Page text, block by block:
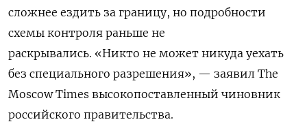
сложнее ездить за границу, но подробности
схемы контроля раньше не
раскрывались. «Никто не может никуда уехать
без специального разрешения», — заявил The
Moscow Times высокопоставленный чиновник
российского правительства.